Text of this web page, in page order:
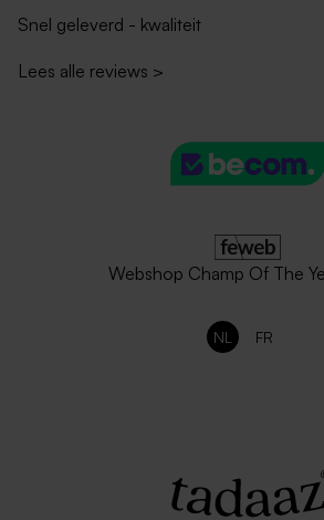
Snel geleverd - kwaliteit
Lees alle reviews >
Webshop Champ Of The
NL FR